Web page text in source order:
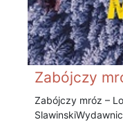
Zabójczy
Zabójczy mróz –
Slawinski